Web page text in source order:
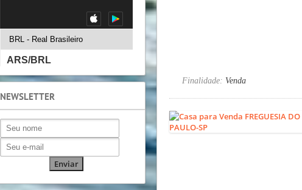
Finalidade: Venda
NEWSLETTER